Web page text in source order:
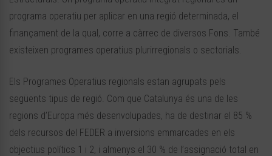
programa operatiu per aplicar en una regió determinada, el
finançament de la qual, corre a càrrec de diversos Fons. També
existeixen programes operatius plurirregionals o sectorials.
Els Programes Operatius regionals estan agrupats pels
següents tipus de regió. Com que Catalunya és una de les
regions d’Europa més desenvolupades, ha de destinar el 85 %
dels recursos del FEDER a inversions emmarcades en els
objectius polítics 1 i 2, i almenys el 30 % de l’assignació total en